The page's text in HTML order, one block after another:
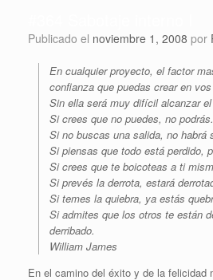
Publicado el noviembre 1, 2008 por
En cualquier proyecto, el factor
confianza que puedas crear en
Sin ella será muy difícil alcanzar
Si crees que no puedes, no podrás.
Si no buscas una salida, no habrá
Si piensas que todo está perdido,
Si crees que te boicoteas a ti
Si prevés la derrota, estará
Si temes la quiebra, ya estás
Si admites que los otros te están
derribado.
William James
En el camino del éxito y de la felicidad